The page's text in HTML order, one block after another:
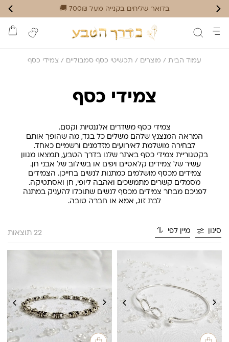
בדואר שליחים בקנייה מעל 700₪ 🚚
עמוד הבית / מוצרים / תכשיטי כסף סמבוליים / צמידי כסף
צמידי כסף
צמידי כסף משדרים אלגנטיות וקסם.
המראה המנצנץ שלהם משלים כל בגד, מה שהופך אותם
לבחירה מושלמת לאירועים מזדמנים ורשמיים כאחד.
בקטגוריית צמידי כסף באתר שלנו בדרך הטבע, תמצאו מגוון
עשיר של צמידים קלאסיים ויפים או בשילוב של אבני חן.
צמידים מכסף מושלמים כמתנות לנשים בחייכן. הצמידים
מסמלים קשרים מתמשכים ואהבה ליופי, חן ואסתטיקה.
לפניכם מבחר צמידים מכסף לנשים שתוכלו להעניק במתנה
לבת זוג, אמא או חברה טובה.
סינון מיין לפי 22 תוצאות